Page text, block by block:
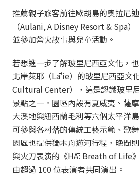
推薦親子旅客前往歐胡島的奧拉尼
（Aulani, A Disney Resort & Spa）
並參加營火故事與兒童活動。
若想進一步了解玻里尼西亞文化，
北岸萊耶（Lāʻie）的玻里尼西亞文
Cultural Center），這是認識玻里
景點之一。園區內設有夏威夷、薩
大溪地與紐西蘭毛利等六個太平洋
可參與各村落的傳統工藝示範、歌
園區也提供獨木舟遊河行程，晚間
與火刀表演的《HĀ: Breath of Life
由超過 100 位表演者共同演出。